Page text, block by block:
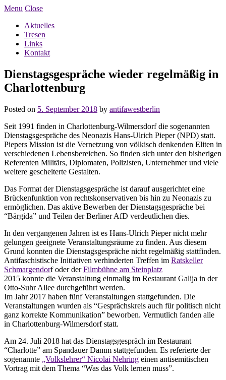
Menu Close
Aktuelles
Tresen
Links
Kontakt
Dienstagsgespräche wieder regelmäßig in
Charlottenburg
Posted on 5. September 2018 by antifawestberlin
Seit 1991 finden in Charlottenburg-Wilmersdorf die sogenannten
Dienstagsgespräche des Neonazis Hans-Ulrich Pieper (NPD) statt.
Piepers Mission ist die Vernetzung von völkisch denkenden Eliten in
verschiedenen Lebensbereichen. So finden sich unter den bisherigen
Referenten Militärs, Diplomaten, Polizisten, Unternehmer und viele
weitere gescheiterte Gestalten.
Das Format der Dienstagsgespräche ist darauf ausgerichtet eine
Brückenfunktion von rechtskonservativen bis hin zu Neonazis zu
ermöglichen. Das aktive Bewerben der Dienstagsgespräche bei
“Bärgida” und Teilen der Berliner AfD verdeutlichen dies.
In den vergangenen Jahren ist es Hans-Ulrich Pieper nicht mehr
gelungen geeignete Veranstaltungsräume zu finden. Aus diesem
Grund konnten die Dienstagsgespräche nicht regelmäßig stattfinden.
Antifaschistische Initiativen verhinderten Treffen im Ratskeller
Schmargendorf oder derFilmbühne am Steinplatz
2015 konnte die Veranstaltung einmalig im Restaurant Galija in der
Otto-Suhr Allee durchgeführt werden.
Im Jahr 2017 haben fünf Veranstaltungen stattgefunden. Die
Veranstaltungen wurden als “Gesprächskreis auch für politisch nicht
ganz korrekte Kommunikation” beworben. Vermutlich fanden alle
in Charlottenburg-Wilmersdorf statt.
Am 24. Juli 2018 hat das Dienstagsgespräch im Restaurant
“Charlotte” am Spandauer Damm stattgefunden. Es referierte der
sogenannte „Volkslehrer“ Nicolai Nehring einen antisemitischen
Vortrag mit dem Thema “Was das Volk lernen muss”.